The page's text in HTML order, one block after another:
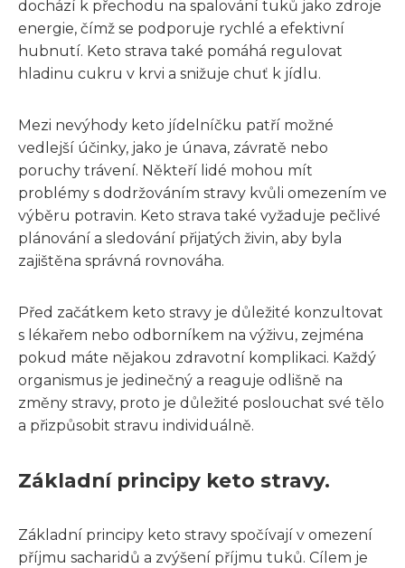
dochází k přechodu na spalování tuků jako zdroje
energie, čímž se podporuje rychlé a efektivní
hubnutí. Keto strava také pomáhá regulovat
hladinu cukru v krvi a snižuje chuť k jídlu.
Mezi nevýhody keto jídelníčku patří možné
vedlejší účinky, jako je únava, závratě nebo
poruchy trávení. Někteří lidé mohou mít
problémy s dodržováním stravy kvůli omezením ve
výběru potravin. Keto strava také vyžaduje pečlivé
plánování a sledování přijatých živin, aby byla
zajištěna správná rovnováha.
Před začátkem keto stravy je důležité konzultovat
s lékařem nebo odborníkem na výživu, zejména
pokud máte nějakou zdravotní komplikaci. Každý
organismus je jedinečný a reaguje odlišně na
změny stravy, proto je důležité poslouchat své tělo
a přizpůsobit stravu individuálně.
Základní principy keto stravy.
Základní principy keto stravy spočívají v omezení
příjmu sacharidů a zvýšení příjmu tuků. Cílem je